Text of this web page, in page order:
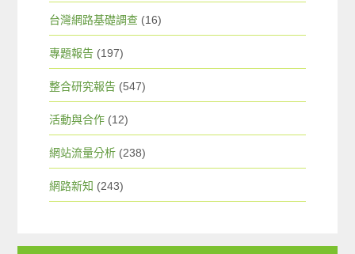
台灣網路基礎調查 (16)
專題報告 (197)
整合研究報告 (547)
活動與合作 (12)
網站流量分析 (238)
網路新知 (243)